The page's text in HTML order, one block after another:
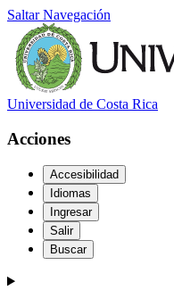
Saltar Navegación
Universidad de Costa Rica
Acciones
Accesibilidad
Idiomas
Ingresar
Salir
Buscar